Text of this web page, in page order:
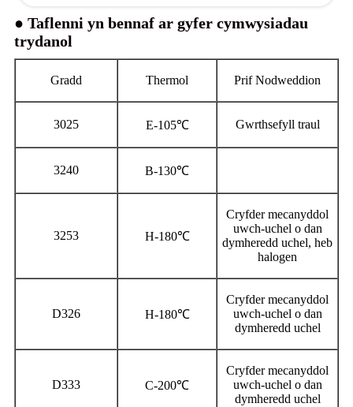
● Taflenni yn bennaf ar gyfer cymwysiadau
trydanol
Gradd Thermol Prif Nodweddion
3025 E-105℃ Gwrthsefyll traul
3240 B-130℃
3253 H-180℃
Cryfder mecanyddol
uwch-uchel o dan
dymheredd uchel, heb
halogen
D326 H-180℃
Cryfder mecanyddol
uwch-uchel o dan
dymheredd uchel
D333 C-200℃
Cryfder mecanyddol
uwch-uchel o dan
dymheredd uchel